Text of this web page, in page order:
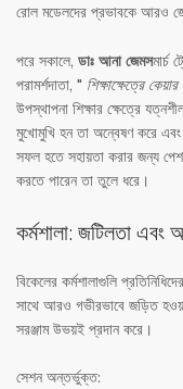
রোল মডেলদের প্রভাবকে আরও
পরে সকালে, ডাঃ আনা জেমসমার্চ
পরামর্শদাতা, " শিক্ষাক্ষেত্রে
উপস্থাপনা শিক্ষার ক্ষেত্রে
মুখোমুখি হন তা অন্বেষণ করে এবং
সফল হতে সহায়তা করার জন্য
করতে পারেন তা তুলে ধরে।
কর্মশালা: জটিলতা
বিকেলের কর্মশালাগুলি
সাথে আরও গভীরভাবে জড়িত
সরঞ্জাম উভয়ই প্রদান করে।
সেশন অন্তর্ভুক্ত: